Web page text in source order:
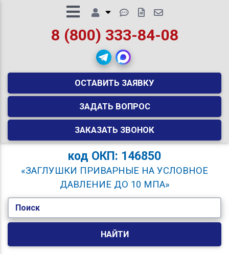
8 (800) 333-84-08
ОСТАВИТЬ ЗАЯВКУ
ЗАДАТЬ ВОПРОС
ЗАКАЗАТЬ ЗВОНОК
код ОКП: 146850
«ЗАГЛУШКИ ПРИВАРНЫЕ НА УСЛОВНОЕ
ДАВЛЕНИЕ ДО 10 МПА»
Поиск
НАЙТИ